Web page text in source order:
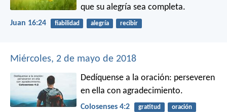
que su alegría sea completa.
Juan 16:24 fiabilidad alegría recibir
Miércoles, 2 de mayo de 2018
Dedíquense a la oración: perseveren
en ella con agradecimiento.
Colosenses 4:2 gratitud oración